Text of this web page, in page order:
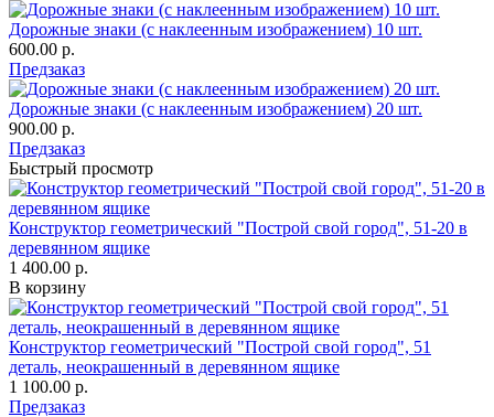
Дорожные знаки (с наклеенным изображением) 10 шт.
600.00 р.
Предзаказ
Дорожные знаки (с наклеенным изображением) 20 шт.
900.00 р.
Предзаказ
Быстрый просмотр
Конструктор геометрический "Построй свой город", 51-20 в
деревянном ящике
1 400.00 р.
В корзину
Конструктор геометрический "Построй свой город", 51
деталь, неокрашенный в деревянном ящике
1 100.00 р.
Предзаказ